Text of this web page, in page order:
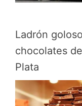
Ladrón
chocolates
Plata